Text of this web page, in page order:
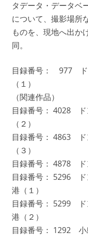
タデータ・データベ
について、撮影場所
ものを、現地へ出か
同。
目録番号： 977 ド
（１）
（関連作品）
目録番号： 4028 ド
（２）
目録番号： 4863 ド
（３）
目録番号： 4878 ド
目録番号： 5296 ド
港（１）
目録番号： 5299 ド
港（２）
目録番号： 1292 小